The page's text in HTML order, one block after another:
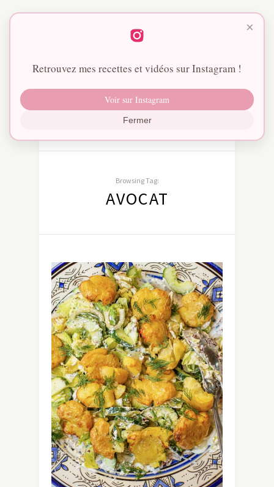
Browsing Tag:
AVOCAT
×
Retrouvez mes recettes et vidéos sur Instagram !
Voir sur Instagram
Fermer